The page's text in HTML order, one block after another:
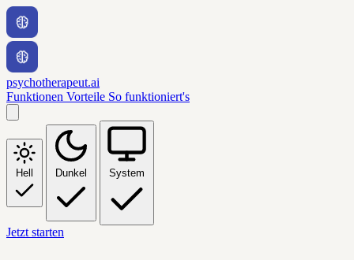
psychotherapeut.ai
Funktionen Vorteile So funktioniert's
Hell Dunkel System
Jetzt starten